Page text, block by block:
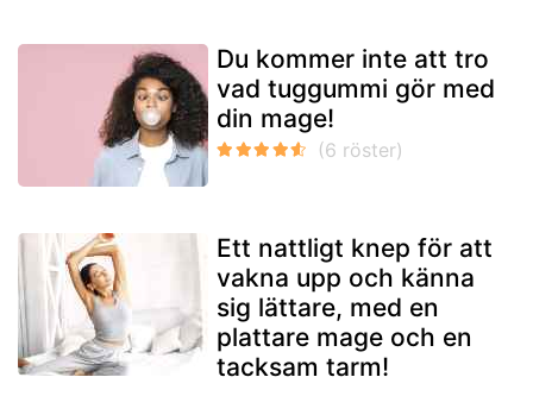
Du kommer inte att tro
vad tuggummi gör med
din mage!
Ett nattligt knep för att
vakna upp och känna
sig lättare, med en
plattare mage och en
tacksam tarm!